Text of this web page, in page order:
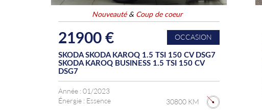
Nouveauté& Coup de coeur
21900 € OCCASION
SKODA SKODA KAROQ 1.5 TSI 150 CV DSG7
SKODA KAROQ BUSINESS 1.5 TSI 150 CV
DSG7
Année : 01/2023
Énergie : Essence 30800 KM